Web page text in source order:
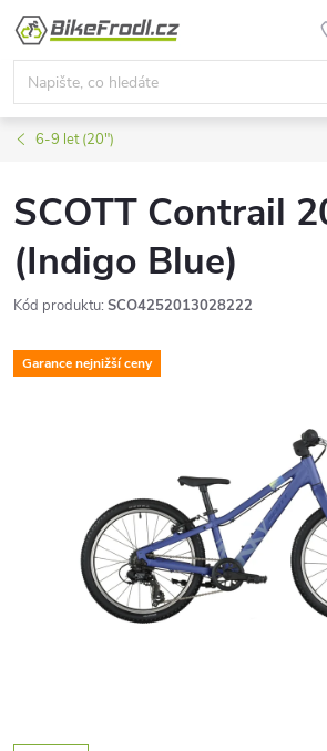
Přejít
obsah
6-9 let (20")
SCOTT Contrail
(Indigo Blue)
Kód produktu: SCO4252013028222
Garance nejnižší ceny